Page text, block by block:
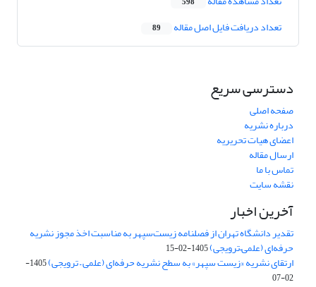
تعداد دریافت فایل اصل مقاله 89
دسترسی سریع
صفحه اصلی
درباره نشریه
اعضای هیات تحریریه
ارسال مقاله
تماس با ما
نقشه سایت
آخرین اخبار
تقدیر دانشگاه تهران از فصلنامه زیست‌سپهر به مناسبت اخذ مجوز نشریه
حرفه‌ای (علمی–ترویجی)1405-02-15
ارتقای نشریه «زیست‌ سپهر» به سطح نشریه حرفه‌ای (علمی – ترویجی)
1405-
02-07